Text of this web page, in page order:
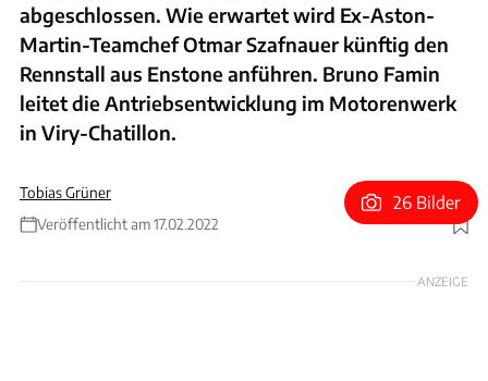
abgeschlossen. Wie erwartet wird Ex-Aston-
Martin-Teamchef Otmar Szafnauer künftig den
Rennstall aus Enstone anführen. Bruno Famin
leitet die Antriebsentwicklung im Motorenwerk
in Viry-Chatillon.
Tobias Grüner
Veröffentlicht am 17.02.2022
Foto: Alpine
26 Bilder
ANZEIGE